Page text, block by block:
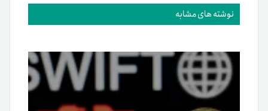
نوشته های مشابه